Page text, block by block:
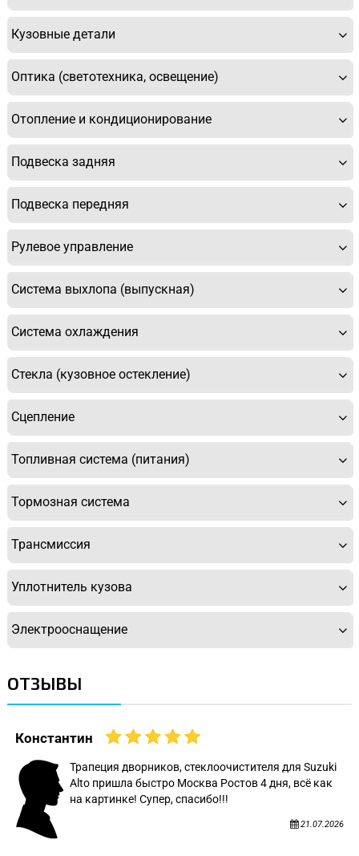
Кузовные детали
Оптика (светотехника, освещение)
Отопление и кондиционирование
Подвеска задняя
Подвеска передняя
Рулевое управление
Система выхлопа (выпускная)
Система охлаждения
Стекла (кузовное остекление)
Сцепление
Топливная система (питания)
Тормозная система
Трансмиссия
Уплотнитель кузова
Электрооснащение
ОТЗЫВЫ
Константин
Трапеция дворников, стеклоочистителя для Suzuki
Alto пришла быстро Москва Ростов 4 дня, всё как
на картинке! Супер, спасибо!!!
21.07.2026